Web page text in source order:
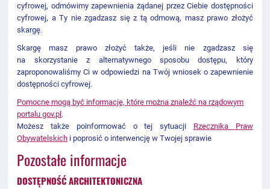
cyfrowej, odmówimy zapewnienia żądanej przez Ciebie dostępności
cyfrowej, a Ty nie zgadzasz się z tą odmową, masz prawo złożyć
skargę.
Skargę masz prawo złożyć także, jeśli nie zgadzasz się
na skorzystanie z alternatywnego sposobu dostępu, który
zaproponowaliśmy Ci w odpowiedzi na Twój wniosek o zapewnienie
dostępności cyfrowej.
Pomocne mogą być informacje, które można znaleźć na rządowym
portalu gov.pl .
Możesz także poinformować o tej sytuacji Rzecznika Praw
Obywatelskich i poprosić o interwencję w Twojej sprawie
Pozostałe informacje
DOSTĘPNOŚĆ ARCHITEKTONICZNA